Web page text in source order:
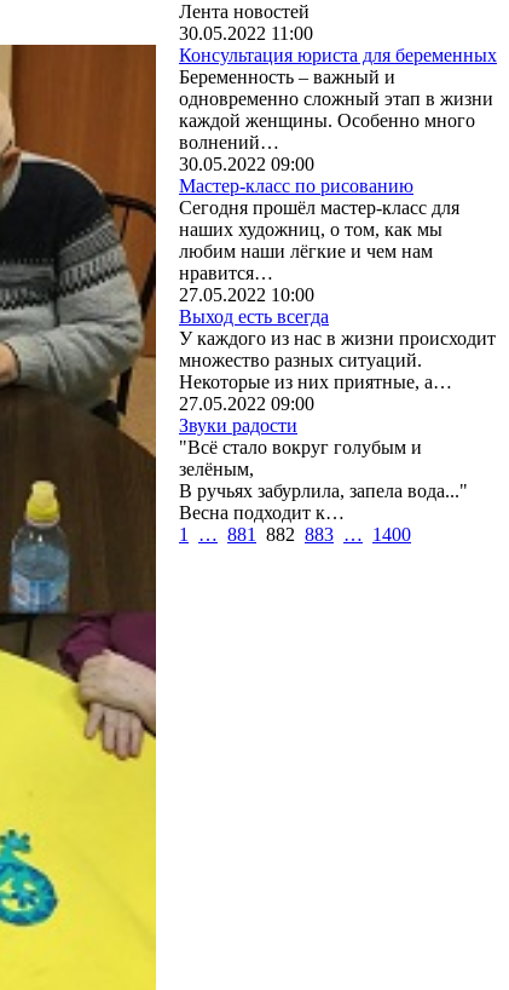
Лента новостей
30.05.2022 11:00
Консультация юриста для беременных
Беременность – важный и
одновременно сложный этап в жизни
каждой женщины. Особенно много
волнений…
30.05.2022 09:00
Мастер-класс по рисованию
Сегодня прошёл мастер-класс для
наших художниц, о том, как мы
любим наши лёгкие и чем нам
нравится…
27.05.2022 10:00
Выход есть всегда
У каждого из нас в жизни происходит
множество разных ситуаций.
Некоторые из них приятные, а…
27.05.2022 09:00
Звуки радости
"Всё стало вокруг голубым и
зелёным,
В ручьях забурлила, запела вода..."
Весна подходит к…
1
… 881 882 883 … 1400